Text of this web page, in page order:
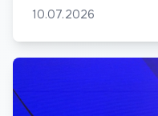
10.07.2026